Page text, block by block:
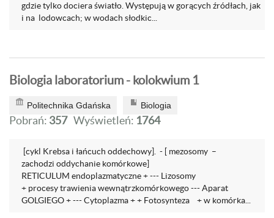
gdzie tylko dociera światło. Występują w gorących źródłach, jak
i na lodowcach; w wodach słodkic...
Biologia laboratorium - kolokwium 1
Politechnika Gdańska Biologia
Pobrań: 357 Wyświetleń: 1764
[cykl Krebsa i łańcuch oddechowy]. - [ mezosomy –
zachodzi oddychanie komórkowe]
RETICULUM endoplazmatyczne + --- Lizosomy
+ procesy trawienia wewnątrzkomórkowego --- Aparat
GOLGIEGO + --- Cytoplazma + + Fotosynteza + w komórka...